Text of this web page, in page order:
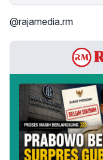
@rajamedia.rm